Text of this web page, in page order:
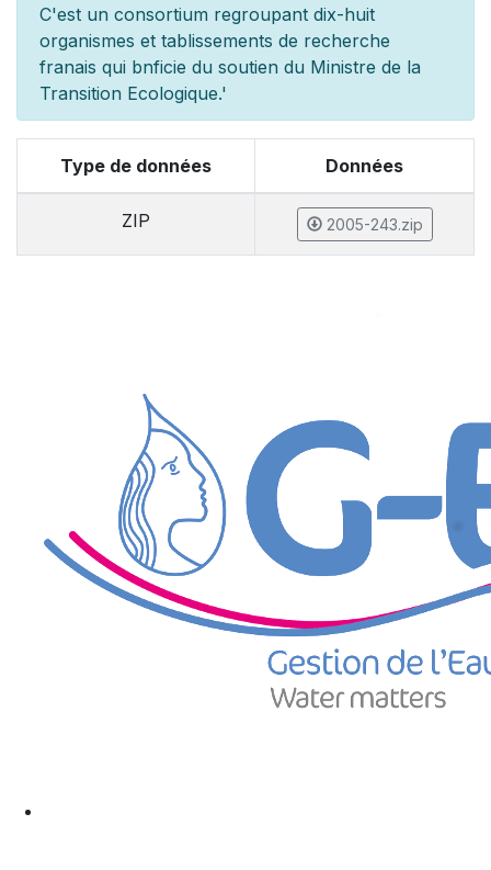
C'est un consortium regroupant dix-huit
organismes et tablissements de recherche
franais qui bnficie du soutien du Ministre de la
Transition Ecologique.'
Type de données Données
ZIP 2005-243.zip